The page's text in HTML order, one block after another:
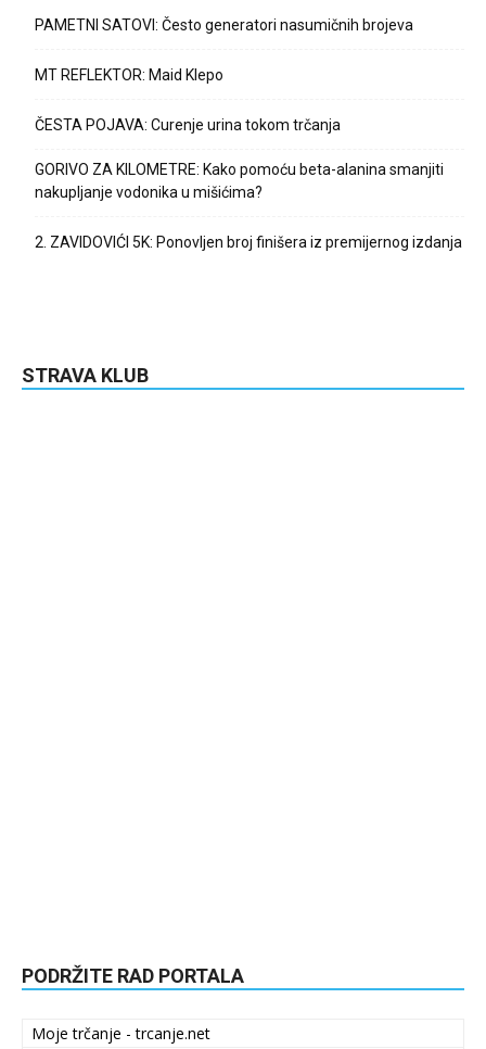
PAMETNI SATOVI: Često generatori nasumičnih brojeva
MT REFLEKTOR: Maid Klepo
ČESTA POJAVA: Curenje urina tokom trčanja
GORIVO ZA KILOMETRE: Kako pomoću beta-alanina smanjiti
nakupljanje vodonika u mišićima?
2. ZAVIDOVIĆI 5K: Ponovljen broj finišera iz premijernog izdanja
STRAVA KLUB
PODRŽITE RAD PORTALA
Moje trčanje - trcanje.net